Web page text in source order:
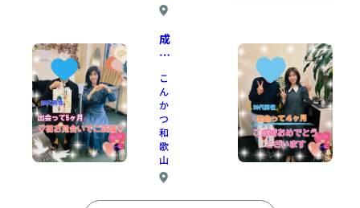
R
和
山
駅
か
ら
徒
歩
2
成
婚
会
💗
こ
ん
か
つ
和
歌
山